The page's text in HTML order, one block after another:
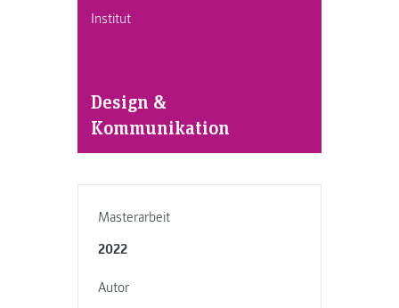
Institut
Design &
Kommunikation
Masterarbeit
2022
Autor